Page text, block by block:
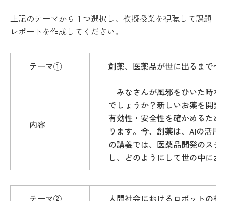
上記のテーマから１つ選択し、模擬授業を視聴して課題
レポートを作成してください。
テーマ① 創薬、医薬品が世に出るまで～
内容
みなさんが風邪をひいた時な
でしょうか？新しいお薬を開
有効性・安全性を確かめるた
ります。今、創薬は、AIの活
の講義では、医薬品開発のス
し、どのようにして世の中に